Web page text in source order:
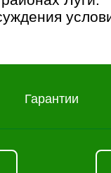
Гарантии